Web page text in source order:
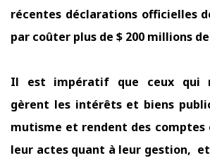
récentes déclarations officielles
par coûter plus de $ 200 millions
Il est impératif que ceux qui
gèrent les intérêts et biens
mutisme et rendent des comptes
leur actes quant à leur gestion,